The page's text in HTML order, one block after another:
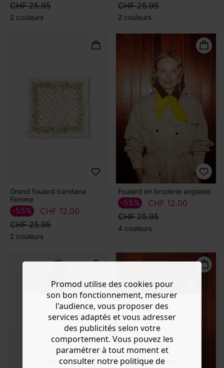
Do you want to be redirected to
CHF 25.95
2 couleurs
CHF 25.95
2 couleurs
Grand foulard bandana
Femme
CHF 12.00
CHF 25.95
-55%
2 couleurs
Foulard en broderie anglaise
CHF 12.00
CHF 25.95
-55%
4 couleurs
Promod utilise des cookies pour
son bon fonctionnement, mesurer
l'audience, vous proposer des
services adaptés et vous adresser
des publicités selon votre
comportement. Vous pouvez les
paramétrer à tout moment et
consulter notre politique de